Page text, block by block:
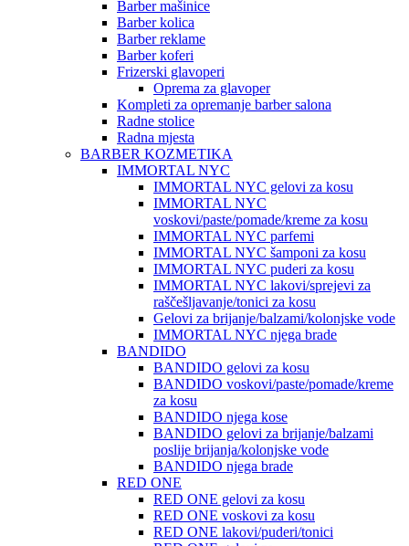
Barber mašinice
Barber kolica
Barber reklame
Barber koferi
Frizerski glavoperi
Oprema za glavoper
Kompleti za opremanje barber salona
Radne stolice
Radna mjesta
BARBER KOZMETIKA
IMMORTAL NYC
IMMORTAL NYC gelovi za kosu
IMMORTAL NYC
voskovi/paste/pomade/kreme za kosu
IMMORTAL NYC parfemi
IMMORTAL NYC šamponi za kosu
IMMORTAL NYC puderi za kosu
IMMORTAL NYC lakovi/sprejevi za
raščešljavanje/tonici za kosu
Gelovi za brijanje/balzami/kolonjske vode
IMMORTAL NYC njega brade
BANDIDO
BANDIDO gelovi za kosu
BANDIDO voskovi/paste/pomade/kreme
za kosu
BANDIDO njega kose
BANDIDO gelovi za brijanje/balzami
poslije brijanja/kolonjske vode
BANDIDO njega brade
RED ONE
RED ONE gelovi za kosu
RED ONE voskovi za kosu
RED ONE lakovi/puderi/tonici